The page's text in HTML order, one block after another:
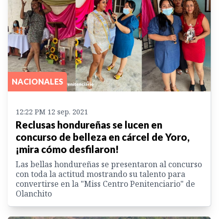
NACIONALES
12:22 PM 12 sep. 2021
Reclusas hondureñas se lucen en
concurso de belleza en cárcel de Yoro,
¡mira cómo desfilaron!
Las bellas hondureñas se presentaron al concurso
con toda la actitud mostrando su talento para
convertirse en la "Miss Centro Penitenciario" de
Olanchito